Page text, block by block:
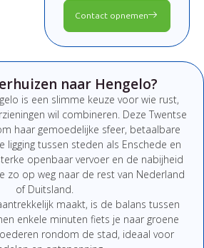
Contact opnemen
naar Hengelo?
is een slimme keuze voor wie rust,
wil combineren. Deze Twentse
haar gemoedelijke sfeer, betaalbare
ligging tussen steden als Enschede en
openbaar vervoer en de nabijheid
zo op weg naar de rest van Nederland
of Duitsland.
maakt, is de balans tussen
enkele minuten fiets je naar groene
rondom de stad, ideaal voor